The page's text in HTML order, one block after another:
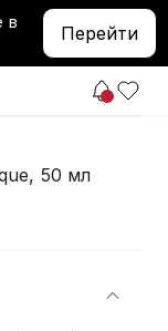
в
Перейти
50 мл